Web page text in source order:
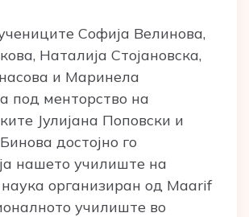
Софија Велинова,
Наталија Стојановска,
и Маринела
под менторство на
Јулијана Поповски и
достојно го
нашето училиште на
организиран од Maarif
училиште во